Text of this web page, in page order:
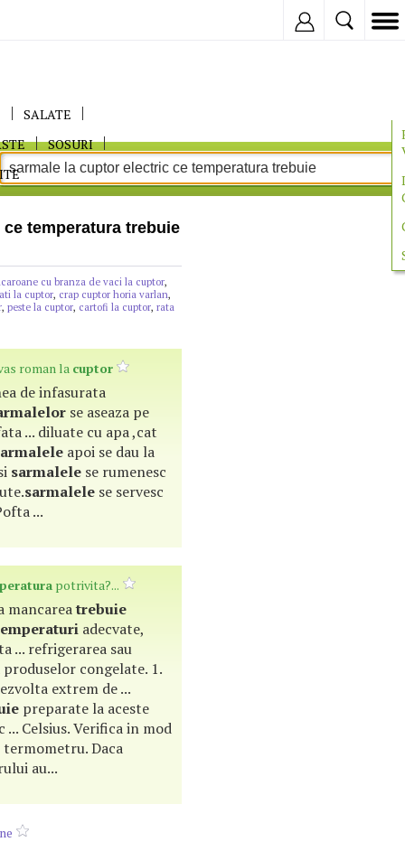
SALATE
SOSURI
temperatura trebuie
cu branza de vaci la cuptor,
la cuptor, crap cuptor horia varlan,
, peste la cuptor, cartofi la cuptor, rata
roman la cuptor
de infasurata
se aseaza pe
... diluate cu apa ,cat
apoi se dau la
sarmalele se rumenesc
sarmalele se servesc
...
potrivita?...
mancareatrebuie
adecvate,
... refrigerarea sau
congelate. 1.
extrem de ...
preparate la aceste
... Celsius. Verifica in mod
Daca
au...